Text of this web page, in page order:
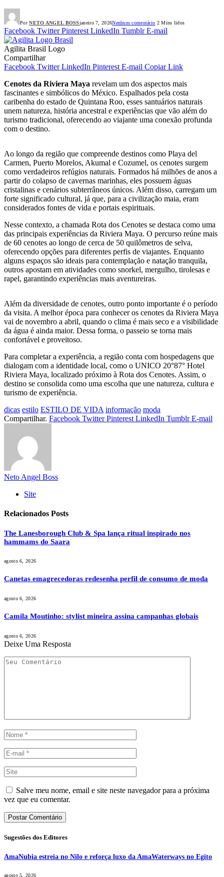
Por NETO ANGEL BOSSjaneiro 7, 2026Nenhum comentário 2 Mins lidos
Facebook Twitter Pinterest LinkedIn Tumblr E-mail
Agilita Brasil Logo
Compartilhar
Facebook Twitter LinkedIn Pinterest E-mail Copiar Link
Cenotes da Riviera Maya revelam um dos aspectos mais
fascinantes e simbólicos do México. Espalhados pela costa
caribenha do estado de Quintana Roo, esses santuários naturais
unem natureza, história ancestral e experiências que vão além do
turismo tradicional, oferecendo ao viajante uma conexão profunda
com o destino.
Ao longo da região que compreende destinos como Playa del
Carmen, Puerto Morelos, Akumal e Cozumel, os cenotes surgem
como verdadeiros refúgios naturais. Formados há milhões de anos a
partir do colapso de cavernas marinhas, eles possuem águas
cristalinas e cenários subterrâneos únicos. Além disso, carregam um
forte significado cultural, já que, para a civilização maia, eram
considerados fontes de vida e portais espirituais.
Nesse contexto, a chamada Rota dos Cenotes se destaca como uma
das principais experiências da Riviera Maya. O percurso reúne mais
de 60 cenotes ao longo de cerca de 50 quilômetros de selva,
oferecendo opções para diferentes perfis de viajantes. Enquanto
alguns espaços são ideais para contemplação e natação tranquila,
outros apostam em atividades como snorkel, mergulho, tirolesas e
rapel, garantindo experiências mais aventureiras.
Além da diversidade de cenotes, outro ponto importante é o período
da visita. A melhor época para conhecer os cenotes da Riviera Maya
vai de novembro a abril, quando o clima é mais seco e a visibilidade
da água é ainda maior. Dessa forma, o passeio se torna mais
confortável e proveitoso.
Para completar a experiência, a região conta com hospedagens que
dialogam com a identidade local, como o UNICO 20°87° Hotel
Riviera Maya, localizado próximo à Rota dos Cenotes. Assim, o
destino se consolida como uma escolha que une natureza, cultura e
turismo de experiência.
dicas estilo ESTILO DE VIDA informação moda
Compartilhar. Facebook Twitter Pinterest LinkedIn Tumblr E-mail
Neto Angel Boss
Site
Relacionados Posts
The Lanesborough Club & Spa lança ritual inspirado nos
hammams do Saara
agosto 6, 2026
Canetas emagrecedoras redesenha perfil de consumo de moda
agosto 6, 2026
Camila Moutinho: stylist mineira assina campanhas globais
agosto 6, 2026
Deixe Uma Resposta
Salve meu nome, email e site neste navegador para a próxima
vez que eu comentar.
Sugestões dos Editores
AmaNubia estreia no Nilo e reforça luxo da AmaWaterways no Egito
agosto 5, 2026